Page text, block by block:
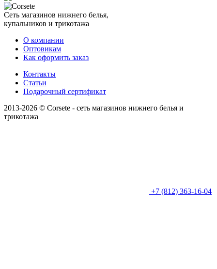
Сеть магазинов нижнего белья,
купальников и трикотажа
О компании
Оптовикам
Как оформить заказ
Контакты
Статьи
Подарочный сертификат
2013-2026 © Corsete - сеть магазинов нижнего белья и
трикотажа
+7 (812) 363-16-04